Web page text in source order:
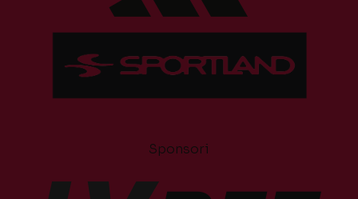
Sponsori